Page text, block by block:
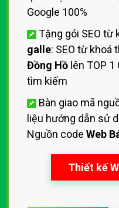
Google 100%
Tặng gói SEO từ
galle: SEO từ khoá
Đồng Hồ lên TOP
tìm kiếm
Bàn giao mã
liệu hướng dẫn sử
Nguồn code Web
Thiết kế